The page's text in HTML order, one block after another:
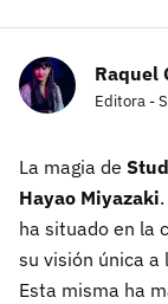
Raquel
Editora -
La magia de
Hayao Miyazaki
ha situado en la
su visión única
Esta misma ha